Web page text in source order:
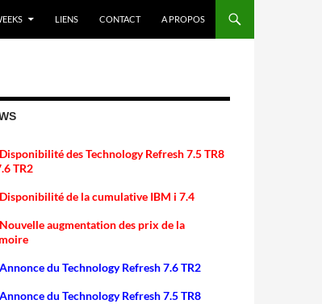
LIENS CONTACT A PROPOS
Disponibilité des Technology Refresh 7.5 TR8
TR2
Disponibilité de la cumulative IBM i 7.4
Nouvelle augmentation des prix de la
Annonce du Technology Refresh 7.6 TR2
Annonce du Technology Refresh 7.5 TR8